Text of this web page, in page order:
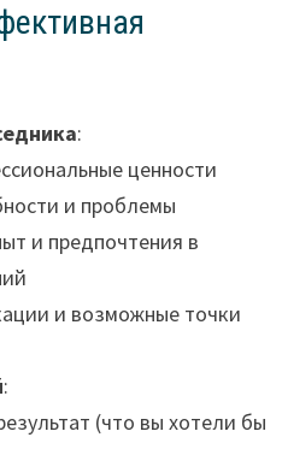
:
ценности
и проблемы
и предпочтения в
и возможные точки
:
(что вы хотели бы